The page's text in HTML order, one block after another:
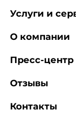
Услуги и
О компании
Пресс-центр
Отзывы
Контакты